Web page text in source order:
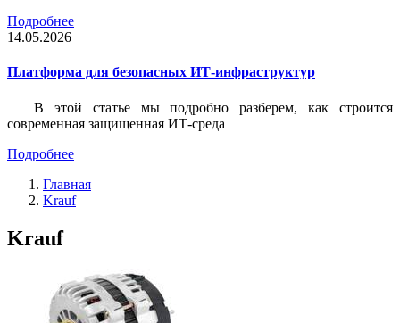
Подробнее
14.05.2026
Платформа для безопасных ИТ-инфраструктур
В этой статье мы подробно разберем, как строится
современная защищенная ИТ-среда
Подробнее
Главная
Krauf
Krauf